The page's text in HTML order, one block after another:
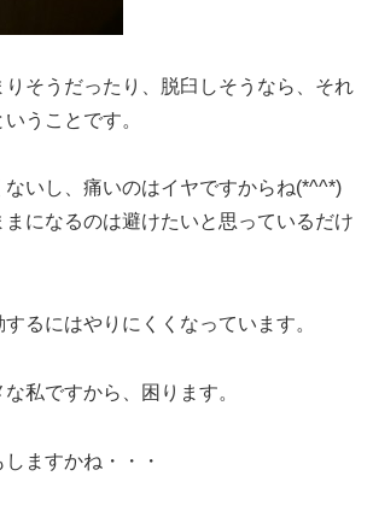
りそうだったり、脱臼しそうなら、それ
うことです。
いし、痛いのはイヤですからね(*^^*)
になるのは避けたいと思っているだけ
るにはやりにくくなっています。
私ですから、困ります。
ますかね・・・